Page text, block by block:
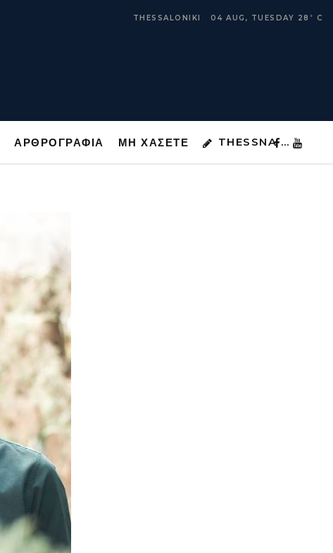
THESSALONIKI 04 AUG, TUESDAY 28 ° C
ΑΡΘΡΟΓΡΑΦΙΑ ΜΗ ΧΑΣΕΤΕ THESSNA …
ΜΗ ΧΑΣΕΤΕ THESSNA …